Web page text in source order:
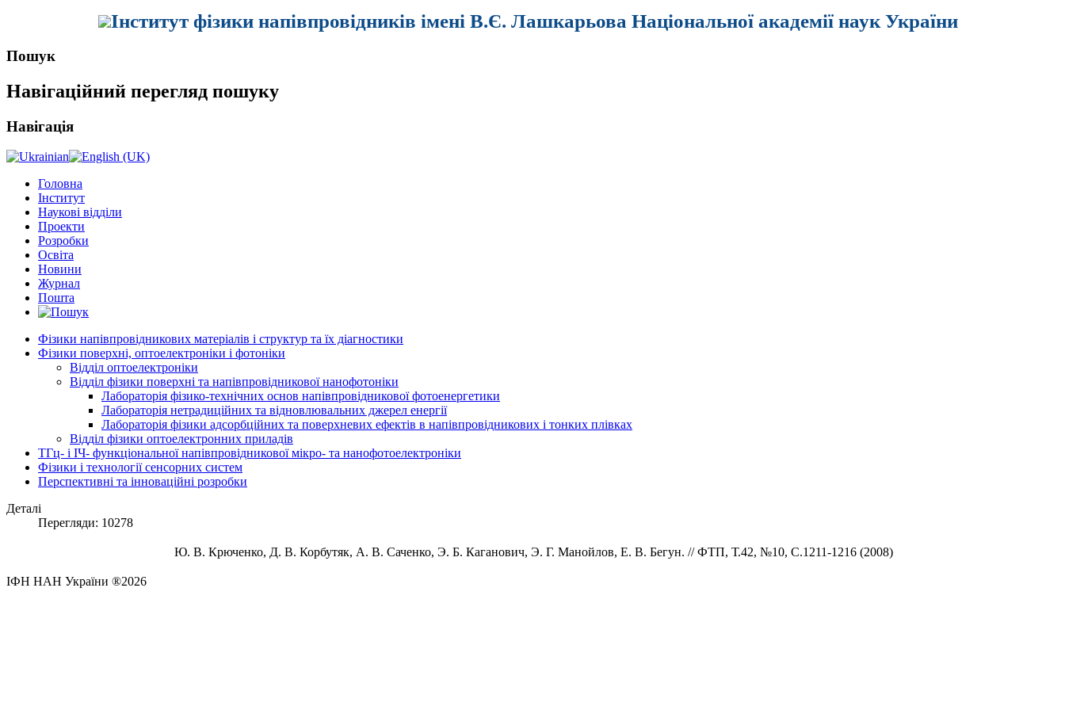
Інститут фізики напівпровідників імені В.Є. Лашкарьова Національної академії наук України
Пошук
Навігаційний перегляд пошуку
Навігація
Головна
Інститут
Наукові відділи
Проекти
Розробки
Освіта
Новини
Журнал
Пошта
Фізики напівпровідникових матеріалів і структур та їх діагностики
Фізики поверхні, оптоелектроніки і фотоніки
Відділ оптоелектроніки
Відділ фізики поверхні та напівпровідникової нанофотоніки
Лабораторія фізико-технічних основ напівпровідникової фотоенергетики
Лабораторія нетрадиційних та відновлювальних джерел енергії
Лабораторія фізики адсорбційних та поверхневих ефектів в напівпровідникових і тонких плівках
Відділ фізики оптоелектронних приладів
ТГц- і ІЧ- функціональної напівпровідникової мікро- та нанофотоелектроніки
Фізики і технології сенсорних систем
Перспективні та інноваційні розробки
Деталі
Перегляди: 10278
Ю.В.Крюченко, Д.В.Корбутяк, А.В.Саченко, Э.Б.Каганович, Э.Г.Манойлов, Е.В.Бегун. // ФТП,Т.42, №10, С.1211-1216 (2008)
ІФН НАН України ®2026